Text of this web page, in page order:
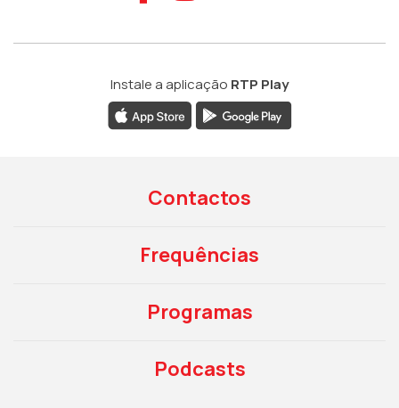
Instale a aplicação RTP Play
Contactos
Frequências
Programas
Podcasts